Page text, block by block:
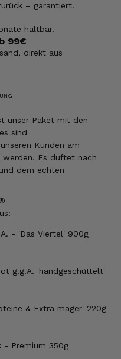
– garantiert.
haltbar.
99€
direkt aus
unser Paket mit den
sind
Kunden am
werden. Es duftet nach
und dem echten
- 'Das Viertel' 900g
g.g.A. 'handgeschüttelt'
& Extra mager' 220g
- Premium 350g